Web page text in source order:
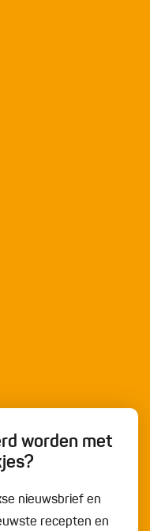
worden met
nieuwsbrief en
recepten en